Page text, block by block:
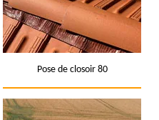
Pose de closoir 80